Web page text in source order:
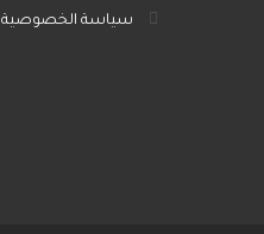
سياسة الخصوصية